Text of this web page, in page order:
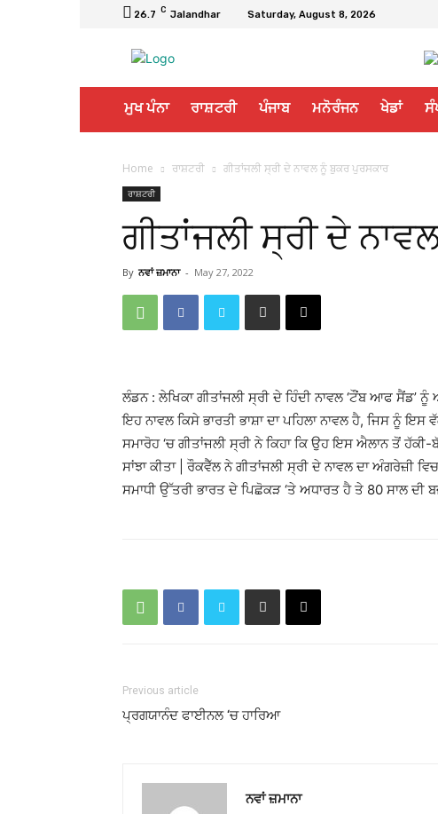
26.7 C Jalandhar Saturday, August 8, 2026
ਮੁਖ ਪੰਨਾ ਰਾਸ਼ਟਰੀ ਪੰਜਾਬ ਮਨੋਰੰਜਨ ਖੇਡਾਂ
Home ਰਾਸ਼ਟਰੀ ਗੀਤਾਂਜਲੀ ਸ੍ਰੀ ਦੇ ਨਾਵਲ ਨੂੰ ਬੁਕਰ ਪੁਰਸਕਾਰ
ਰਾਸ਼ਟਰੀ
ਗੀਤਾਂਜਲੀ ਸ੍ਰੀ ਦੇ
By ਨਵਾਂ ਜ਼ਮਾਨਾ - May 27, 2022
ਲੰਡਨ : ਲੇਖਿਕਾ ਗੀਤਾਂਜਲੀ ਸ੍ਰੀ ਦੇ ਹਿੰਦੀ ਨਾਵਲ ‘ਟੌਂਬ ਆਫ ਸੈਂਡ’
ਇਹ ਨਾਵਲ ਕਿਸੇ ਭਾਰਤੀ ਭਾਸ਼ਾ ਦਾ ਪਹਿਲਾ ਨਾਵਲ ਹੈ, ਜਿਸ ਨੂੰ ਇਸ
ਸਮਾਰੋਹ ‘ਚ ਗੀਤਾਂਜਲੀ ਸ੍ਰੀ ਨੇ ਕਿਹਾ ਕਿ ਉਹ ਇਸ ਐਲਾਨ ਤੋਂ
ਸਾਂਝਾ ਕੀਤਾ | ਰੌਕਵੈੱਲ ਨੇ ਗੀਤਾਂਜਲੀ ਸ੍ਰੀ ਦੇ ਨਾਵਲ ਦਾ ਅੰਗਰੇਜ਼ੀ
ਸਮਾਧੀ ਉੱਤਰੀ ਭਾਰਤ ਦੇ ਪਿਛੋਕੜ ‘ਤੇ ਅਧਾਰਤ ਹੈ ਤੇ 80 ਸਾਲ ਦੀ
Previous article
ਪ੍ਰਗਯਾਨੰਦ ਫਾਈਨਲ ‘ਚ ਹਾਰਿਆ
ਨਵਾਂ ਜ਼ਮਾਨਾ